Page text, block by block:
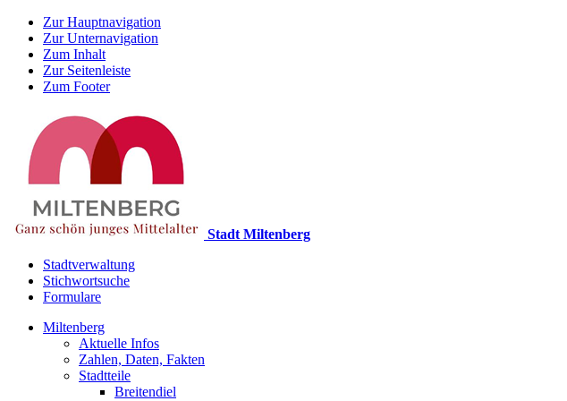
Zur Hauptnavigation
Zur Unternavigation
Zum Inhalt
Zur Seitenleiste
Zum Footer
Stadt Miltenberg
Stadtverwaltung
Stichwortsuche
Formulare
Miltenberg
Aktuelle Infos
Zahlen, Daten, Fakten
Stadtteile
Breitendiel